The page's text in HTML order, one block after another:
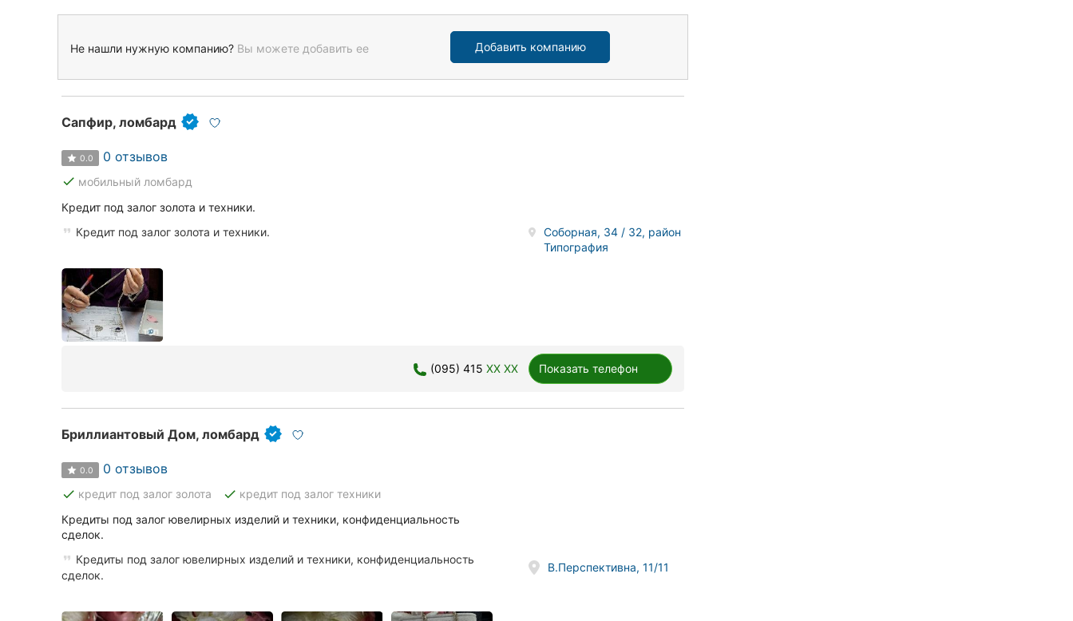
Не нашли нужную компанию? Вы можете добавить ее Добавить компанию
Сапфир, ломбард
0.0 0 отзывов
done мобильный ломбард
Кредит под залог золота и техники.
Кредит под залог золота и техники.
Соборная, 34 / 32, район
Типография
(095) 415 XX XX Показать телефон
Бриллиантовый Дом, ломбард
0.0 0 отзывов
done кредит под залог золота done кредит под залог техники
Кредиты под залог ювелирных изделий и техники, конфиденциальность
сделок.
Кредиты под залог ювелирных изделий и техники, конфиденциальность
сделок.
В.Перспективна, 11/11